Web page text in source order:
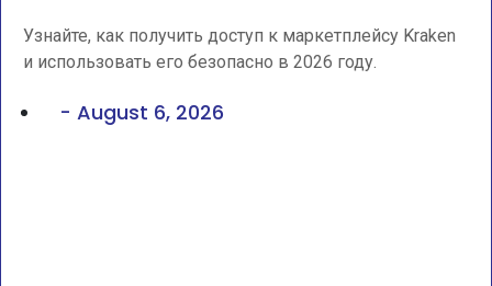
Узнайте, как получить доступ к маркетплейсу Kraken
и использовать его безопасно в 2026 году.
- August 6, 2026